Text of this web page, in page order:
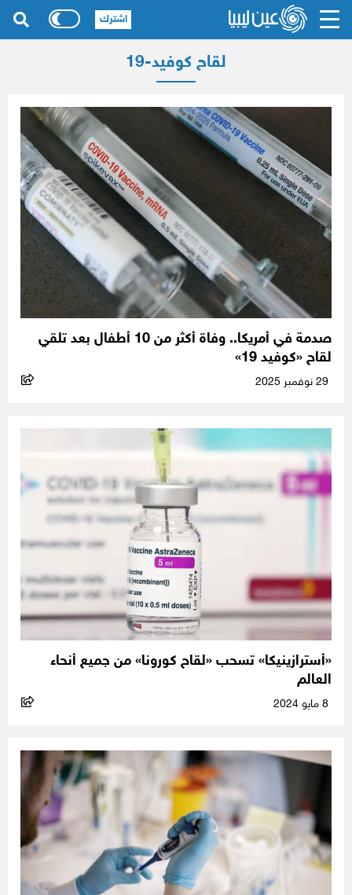
لقاح كوفيد-19
صدمة في أمريكا.. وفاة أكثر من 10 أطفال بعد تلقي
لقاح «كوفيد 19»
«أسترازينيكا» تسحب «لقاح كورونا» من جميع أنحاء
العالم
اشترك